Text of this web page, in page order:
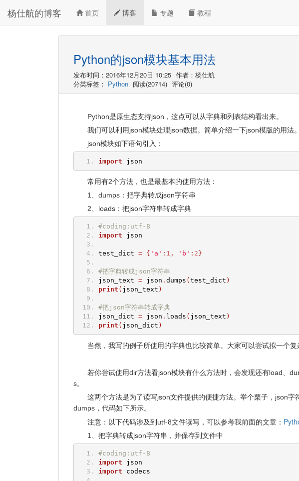
杨仕航的博客 首页 博客 专题 教程
Python的json模块基本用法
发布时间：2016年12月20日 10:25 作者：杨仕航
分类标签： Python 阅读(20714) 评论(0)
Python是原生态支持json，这点可以从字典和列表结构看出来。
我们可以利用json模块处理json数据。简单介绍一下json模版的用法。
json模块如下语句引入：
import json
常用有2个方法，也是最基本的使用方法：
1、dumps：把字典转成json字符串
2、loads：把json字符串转成字典
#coding:utf-8
import json
test_dict = { 'a' : 1 , 'b' : 2}
#把字典转成json字符串
json_text = json . dumps (test_dict )
print ( json_text )
#把json字符串转成字典
json_dict = json . loads ( json_text )
print ( json_dict )
当然，我写的例子所使用的字典也比较简单。大家可以尝试拟一个复
若你尝试使用dir方法看json模块有什么方法时，会发现还有load、
s。
这两个方法是为了读写json文件提供的便捷方法。举个栗子，json
dumps，代码如下所示。
注意：以下代码涉及到utf-8文件读写，可以参考我前面的文章：
1、把字典转成json字符串，并保存到文件中
#coding:utf-8
import json
import codecs